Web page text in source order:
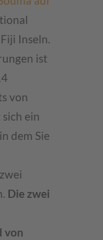
Inseln.
ist
von
ein
dem Sie
Die zwei
von